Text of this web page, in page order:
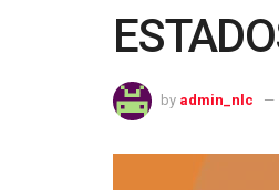
by admin_nlc